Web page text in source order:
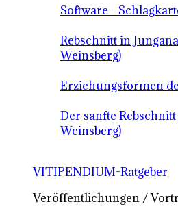
Software -
Rebschnitt in
Weinsberg)
Erziehungsformen
Der sanfte
Weinsberg)
VITIPENDIUM-Ratgeber
Veröffentlichungen /